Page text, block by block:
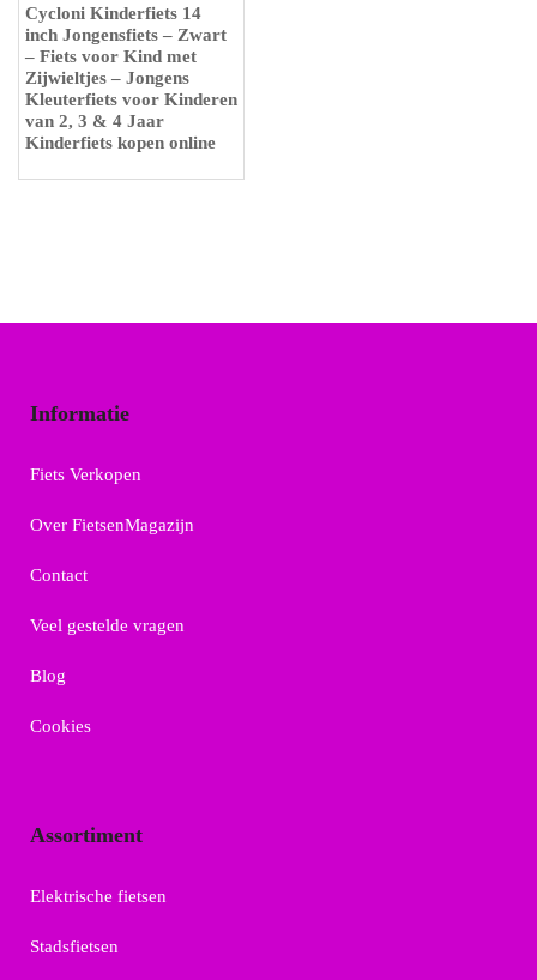
Cycloni Kinderfiets 14
inch Jongensfiets – Zwart
– Fiets voor Kind met
Zijwieltjes – Jongens
Kleuterfiets voor Kinderen
van 2, 3 & 4 Jaar
Kinderfiets kopen online
Informatie
Fiets Verkopen
Over FietsenMagazijn
Contact
Veel gestelde vragen
Blog
Cookies
Assortiment
Elektrische fietsen
Stadsfietsen